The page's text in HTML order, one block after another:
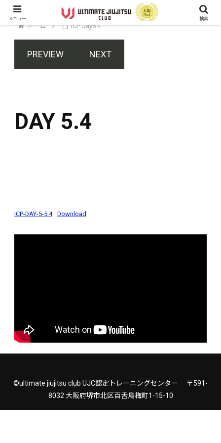
ホーム ICP Day5.4
PREVIEW NEXT
DAY 5.4
ICP-DAY-5-5.4 Download
©ultimate jiujitsu club UJC認定トレーニングセンター 〒591-
8032 大阪府堺市北区百舌鳥梅町1-15-10
メニュー 検索